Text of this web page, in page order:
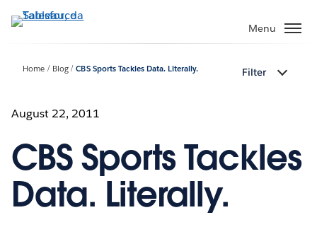
Passa
Menu
Home Blog CBS Sports Tackles Data. Literally. Filter
August 22, 2011
CBS Sports Tackles
Data. Literally.